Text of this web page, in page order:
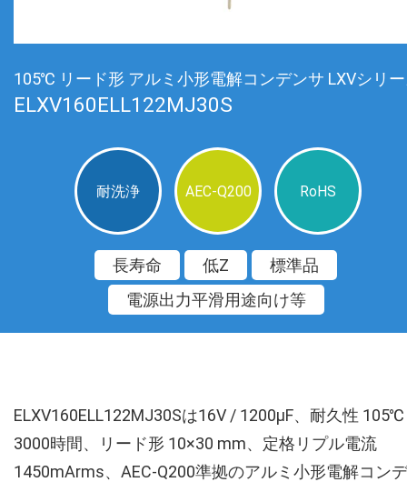
105℃ リード形 アルミ小形電解コンデンサ LXVシリ
ELXV160ELL122MJ30S
耐洗浄 AEC-Q200 RoHS
長寿命 低Z
標準品
電源出力平滑用途向け等
ELXV160ELL122MJ30Sは16V / 1200µF、耐久性 105℃
3000時間、リード形 10×30 mm、定格リプル電流
1450mArms、AEC-Q200準拠のアルミ小形電解コンデ